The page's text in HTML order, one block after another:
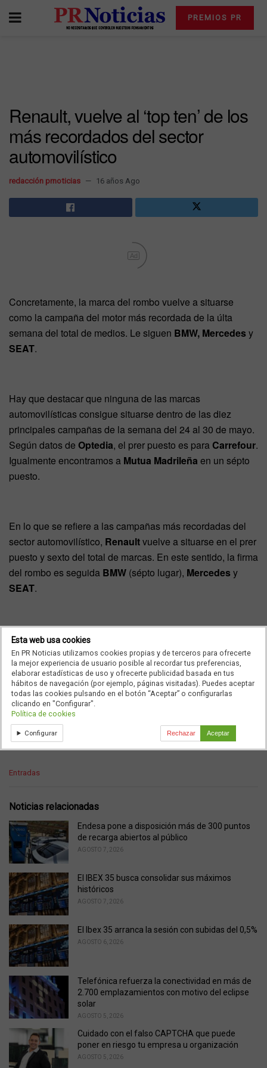
PREMIOS PR
Renault, vuelve al ‘top ten’ de los
más recordados del sector
automovilístico
redacción prnoticias 16 años Ago
Ad
Concretamente, la marca del rombo vuelve a situarse
como la campaña del motor más recordada de la últa
semana del total de medios. Le siguen BMW, Mercedes y
SEAT.
Hay que destacar que ninguna de las marcas
automovilísticas consigue situarse dentro de las diez
principales campañas de la semana del 24 al 30 de mayo.
Según datos de Optedia, el prer puesto es para Carrefour.
Igualmente encontramos a Mutua Madrileña en un sépto
puesto.
En lo que se refiere a las campañas más recordadas del
sector automovilístico, Renaultvuelve a situarse en el prer
puesto y sexto del total de marcas. En este sentido, la firma
del rombo es seguida BMW (sépto lugar), Mercedes y
SEAT.
Sólo en el apartado de televisión,
la más recodada del motor dentro de la pequeña pantalla
(cuarto puesto del total de marcas). El quinto lugar es para
Renault, seguido deMercedes, SEATyAudi.
C
e
o
r
i
:
Entradas
Noticias relacionadas
Endesa pone a disposición más de 300 puntos
de recarga abiertos al público
AGOSTO 7, 2026
El IBEX 35 busca consolidar sus máximos
históricos
AGOSTO 7, 2026
El Ibex 35 arranca la sesión con subidas del 0,5%
AGOSTO 6, 2026
Telefónica refuerza la conectividad en más de
2.700 emplazamientos con motivo del eclipse
solar
AGOSTO 5, 2026
Cuidado con el falso CAPTCHA que puede
poner en riesgo tu empresa u organización
AGOSTO 5, 2026
Esta web usa cookies
En PR Noticias utilizamos cookies propias y de terceros para ofrecerte
la mejor experiencia de usuario posible al recordar tus preferencias,
elaborar estadísticas de uso y ofrecerte publicidad basada en tus
hábitos de navegación (por ejemplo, páginas visitadas). Puedes aceptar
todas las cookies pulsando en el botón “Aceptar” o configurarlas
clicando en "Configurar".
Política de cookies
Configurar Rechazar Aceptar